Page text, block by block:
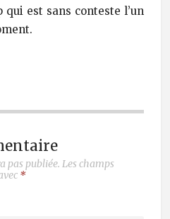
qui est sans conteste l’un
pas publiée. Les champs
*